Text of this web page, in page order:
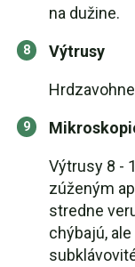
na dužine.
Výtrusy
Výtrusy 8 -
zúženým
stredne
chýbajú,